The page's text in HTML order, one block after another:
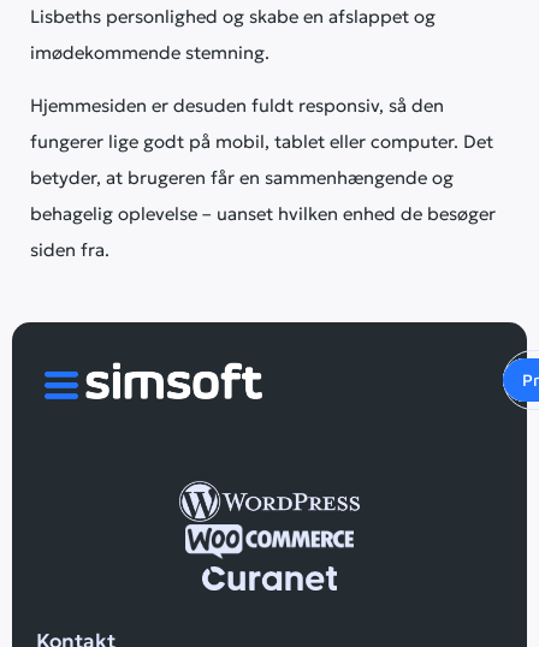
Lisbeths personlighed og skabe en afslappet og
imødekommende stemning.
Hjemmesiden er desuden fuldt responsiv, så den
fungerer lige godt på mobil, tablet eller computer. Det
betyder, at brugeren får en sammenhængende og
behagelig oplevelse – uanset hvilken enhed de besøger
siden fra.
Kontakt